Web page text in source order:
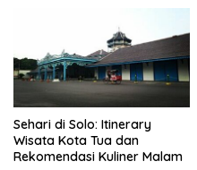
Sehari di Solo: Itinerary
Wisata Kota Tua dan
Rekomendasi Kuliner Malam